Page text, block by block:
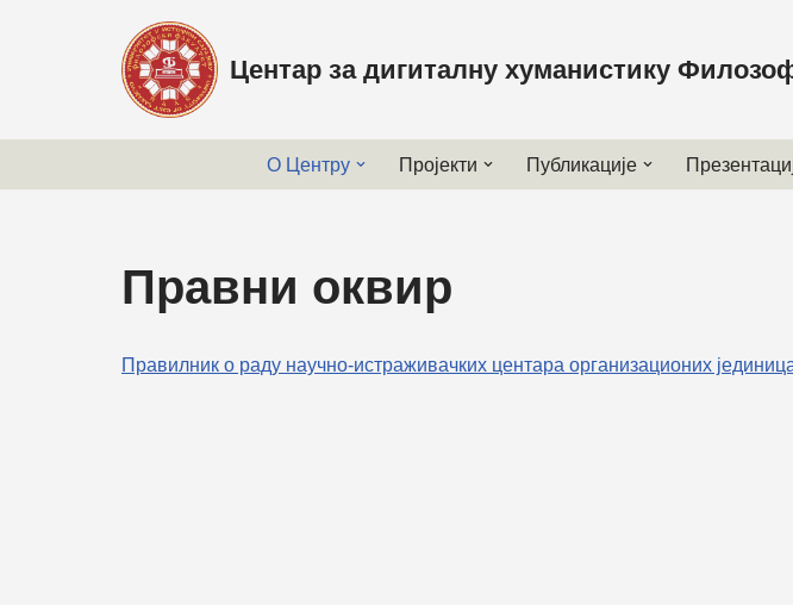
Центар за дигиталну хуманистику
О Центру Пројекти Публикације
Правни оквир
Правилник о раду научно-истраживачких центара организационих